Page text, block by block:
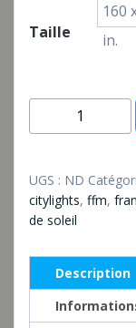
Taille
160
in.
quantité
de
FFM
UGS : ND
citylights, ffm,
de soleil
Description